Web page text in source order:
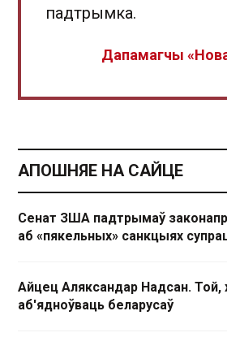
падтрымка.
Дапамагчы
АПОШНЯЕ НА САЙЦЕ
Сенат ЗША падтрымаў
аб «пякельных» санкцыях
Айцец Аляксандар Надсан. Той,
аб'ядноўваць беларусаў